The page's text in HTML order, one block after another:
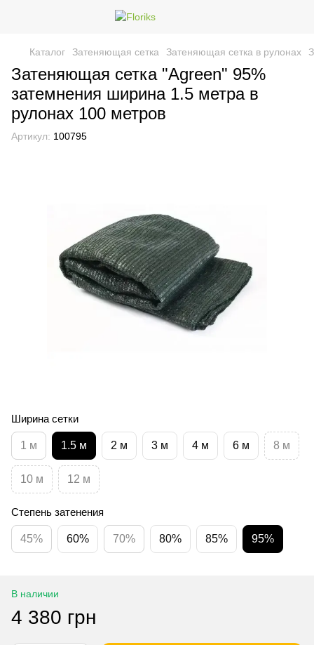
Каталог Затеняющая сетка Затеняющая сетка в рулонах
Затеняющая сетка "Agreen" 95%
затемнения ширина 1.5 метра в
рулонах 100 метров
Артикул: 100795
Ширина сетки
1 м 1.5 м 2 м 3 м 4 м 6 м 8 м
10 м 12 м
Степень затенения
45% 60% 70% 80% 85% 95%
В наличии
4 380 грн